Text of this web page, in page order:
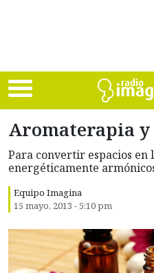
Aromaterapia y
Para convertir espacios en
energéticamente
Equipo Imagina
15 mayo, 2013 - 5:10 pm